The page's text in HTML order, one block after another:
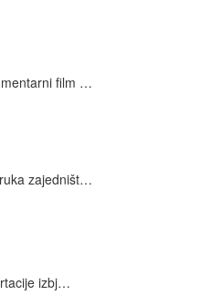
film …
zajedništ…
izbj…